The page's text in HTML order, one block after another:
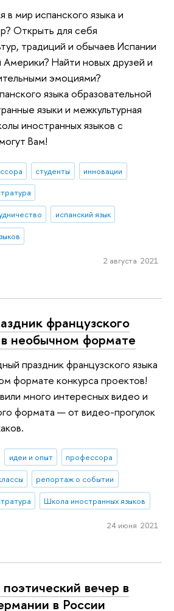
в мир испанского языка и
Открыть для себя
традиций и обычаев Испании
Найти новых друзей и
эмоциями?
языка образовательной
языки и межкультурная
иностранных языков с
Вам!
студенты
инновации
испанский язык
2 августа 2021
французского
необычном формате
праздник французского языка
формате конкурса проектов!
много интересных видео и
формата — от видео-прогулок
идеи и опыт
профессора
репортаж о событии
Школа иностранных языков
24 июня 2021
вечер в
в России